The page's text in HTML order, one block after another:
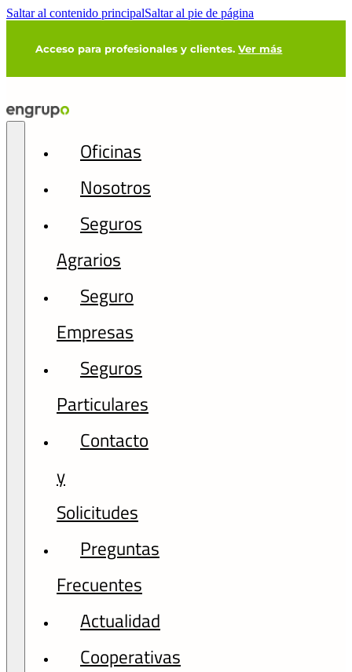
Saltar al contenido principalSaltar al pie de página
Acceso para profesionales y clientes.Ver más
Oficinas
Nosotros
Seguros
Agrarios
Seguro
Empresas
Seguros
Particulares
Contacto
y
Solicitudes
Preguntas
Frecuentes
Actualidad
Cooperativas